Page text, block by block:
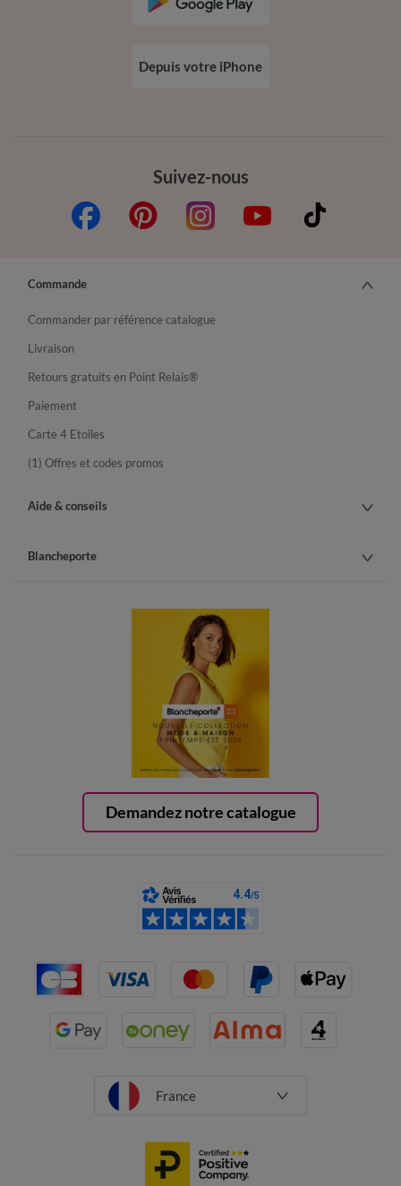
Suivez-nous
Depuis votre iPhone
Demandez notre catalogue
Commande
Commander par référence catalogue
Livraison
Retours gratuits en Point Relais®
Paiement
Carte 4 Etoiles
(1) Offres et codes promos
Aide & conseils
Blancheporte
France